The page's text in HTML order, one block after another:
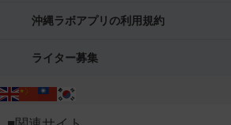
沖縄ラボアプリの利用規約
ライター募集